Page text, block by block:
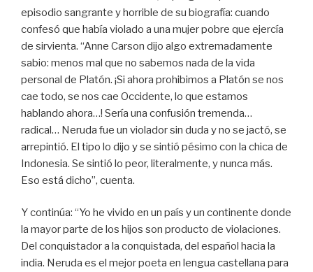
episodio sangrante y horrible de su biografía: cuando
confesó que había violado a una mujer pobre que ejercía
de sirvienta. “Anne Carson dijo algo extremadamente
sabio: menos mal que no sabemos nada de la vida
personal de Platón. ¡Si ahora prohibimos a Platón se nos
cae todo, se nos cae Occidente, lo que estamos
hablando ahora…! Sería una confusión tremenda…
radical… Neruda fue un violador sin duda y no se jactó, se
arrepintió. El tipo lo dijo y se sintió pésimo con la chica de
Indonesia. Se sintió lo peor, literalmente, y nunca más.
Eso está dicho”, cuenta.
Y continúa: “Yo he vivido en un país y un continente donde
la mayor parte de los hijos son producto de violaciones.
Del conquistador a la conquistada, del español hacia la
india. Neruda es el mejor poeta en lengua castellana para